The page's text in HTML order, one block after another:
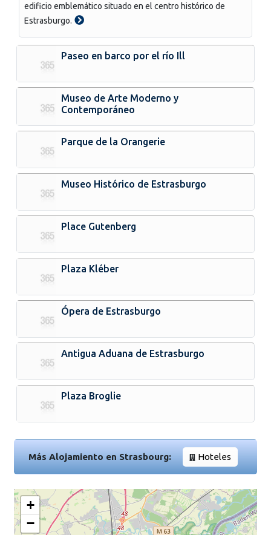
edificio emblemático situado en el centro histórico de
Estrasburgo.
Paseo en barco por el río Ill
Museo de Arte Moderno y
Contemporáneo
Parque de la Orangerie
Museo Histórico de Estrasburgo
Place Gutenberg
Plaza Kléber
Ópera de Estrasburgo
Antigua Aduana de Estrasburgo
Plaza Broglie
Más Alojamiento en Strasbourg: Hoteles
+
−